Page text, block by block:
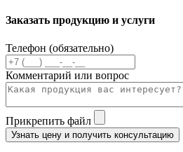
Заказать продукцию и услуги
Телефон (обязательно)
Комментарий или вопрос
Прикрепить файл
Узнать цену и получить консультацию